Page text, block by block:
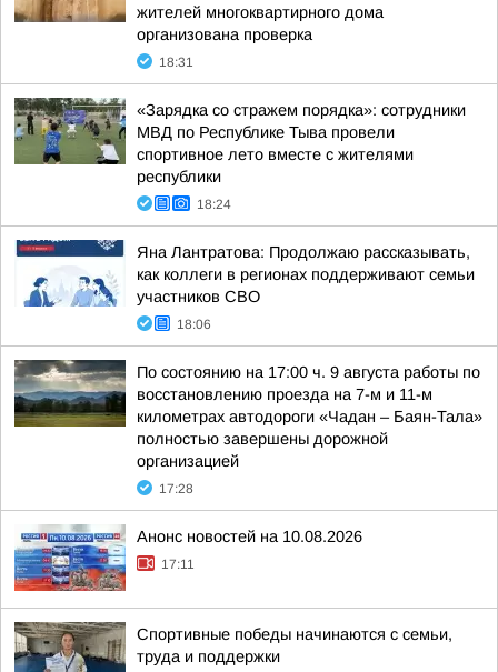
жителей многоквартирного дома
организована проверка
18:31
«Зарядка со стражем порядка»: сотрудники
МВД по Республике Тыва провели
спортивное лето вместе с жителями
республики
18:24
Яна Лантратова: Продолжаю рассказывать,
как коллеги в регионах поддерживают семьи
участников СВО
18:06
По состоянию на 17:00 ч. 9 августа работы по
восстановлению проезда на 7-м и 11-м
километрах автодороги «Чадан – Баян-Тала»
полностью завершены дорожной
организацией
17:28
Анонс новостей на 10.08.2026
17:11
Спортивные победы начинаются с семьи,
труда и поддержки